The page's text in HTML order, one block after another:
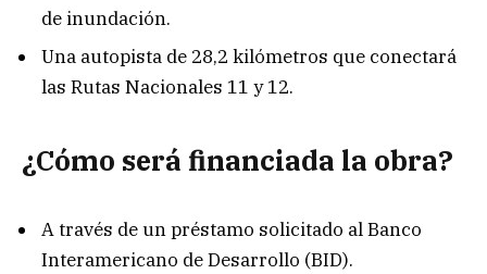
de inundación.
Una autopista de 28,2 kilómetros que conectará
las Rutas Nacionales 11 y 12.
¿Cómo será financiada la obra?
A través de un préstamo solicitado al Banco
Interamericano de Desarrollo (BID).